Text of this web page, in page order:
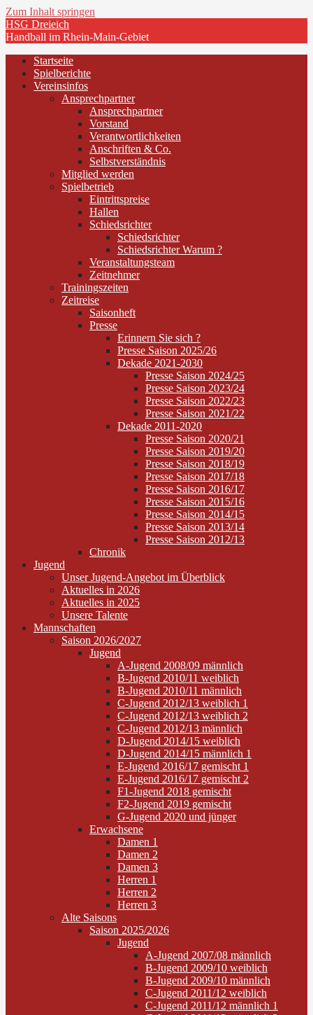
Zum Inhalt springen
HSG Dreieich
Handball im Rhein-Main-Gebiet
Startseite
Spielberichte
Vereinsinfos
Ansprechpartner
Ansprechpartner
Vorstand
Verantwortlichkeiten
Anschriften & Co.
Selbstverständnis
Mitglied werden
Spielbetrieb
Eintrittspreise
Hallen
Schiedsrichter
Schiedsrichter
Schiedsrichter Warum ?
Veranstaltungsteam
Zeitnehmer
Trainingszeiten
Zeitreise
Saisonheft
Presse
Erinnern Sie sich ?
Presse Saison 2025/26
Dekade 2021-2030
Presse Saison 2024/25
Presse Saison 2023/24
Presse Saison 2022/23
Presse Saison 2021/22
Dekade 2011-2020
Presse Saison 2020/21
Presse Saison 2019/20
Presse Saison 2018/19
Presse Saison 2017/18
Presse Saison 2016/17
Presse Saison 2015/16
Presse Saison 2014/15
Presse Saison 2013/14
Presse Saison 2012/13
Chronik
Jugend
Unser Jugend-Angebot im Überblick
Aktuelles in 2026
Aktuelles in 2025
Unsere Talente
Mannschaften
Saison 2026/2027
Jugend
A-Jugend 2008/09 männlich
B-Jugend 2010/11 weiblich
B-Jugend 2010/11 männlich
C-Jugend 2012/13 weiblich 1
C-Jugend 2012/13 weiblich 2
C-Jugend 2012/13 männlich
D-Jugend 2014/15 weiblich
D-Jugend 2014/15 männlich 1
E-Jugend 2016/17 gemischt 1
E-Jugend 2016/17 gemischt 2
F1-Jugend 2018 gemischt
F2-Jugend 2019 gemischt
G-Jugend 2020 und jünger
Erwachsene
Damen 1
Damen 2
Damen 3
Herren 1
Herren 2
Herren 3
Alte Saisons
Saison 2025/2026
Jugend
A-Jugend 2007/08 männlich
B-Jugend 2009/10 weiblich
B-Jugend 2009/10 männlich
C-Jugend 2011/12 weiblich
C-Jugend 2011/12 männlich 1